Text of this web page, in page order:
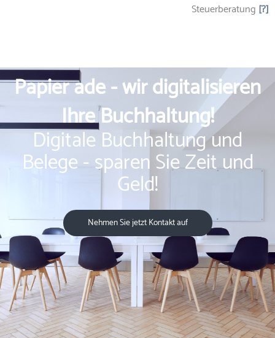
Steuerberatung [?]
Papier ade - wir digitalisieren
Ihre Buchhaltung!
Digitale Buchhaltung und
Belege - sparen Sie Zeit und
Geld!
Nehmen Sie jetzt Kontakt auf